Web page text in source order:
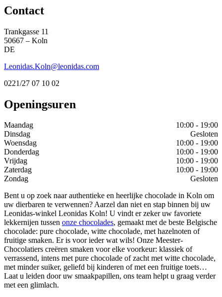
Contact
Trankgasse 11
50667 – Koln
DE
Leonidas.Koln@leonidas.com
0221/27 07 10 02
Openingsuren
Maandag
10:00 - 19:00
Dinsdag
Gesloten
Woensdag
10:00 - 19:00
Donderdag
10:00 - 19:00
Vrijdag
10:00 - 19:00
Zaterdag
10:00 - 19:00
Zondag
Gesloten
Bent u op zoek naar authentieke en heerlijke chocolade in Koln om
uw dierbaren te verwennen? Aarzel dan niet en stap binnen bij uw
Leonidas-winkel Leonidas Koln! U vindt er zeker uw favoriete
lekkernijen tussen onze chocolades, gemaakt met de beste Belgische
chocolade: pure chocolade, witte chocolade, met hazelnoten of
fruitige smaken. Er is voor ieder wat wils! Onze Meester-
Chocolatiers creëren smaken voor elke voorkeur: klassiek of
verrassend, intens met pure chocolade of zacht met witte chocolade,
met minder suiker, geliefd bij kinderen of met een fruitige toets…
Laat u leiden door uw smaakpapillen, ons team helpt u graag verder
met een glimlach.